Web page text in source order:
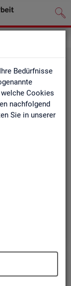
Bedürfnisse
Cookies
nachfolgend
Sie in unserer
haben